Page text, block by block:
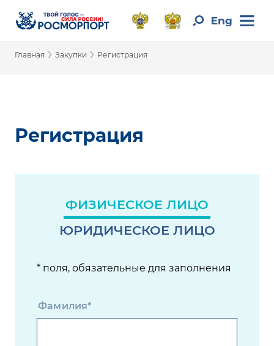
Главная › Закупки › Регистрация
Регистрация
ФИЗИЧЕСКОЕ ЛИЦО
ЮРИДИЧЕСКОЕ ЛИЦО
* поля, обязательные для заполнения
Фамилия*